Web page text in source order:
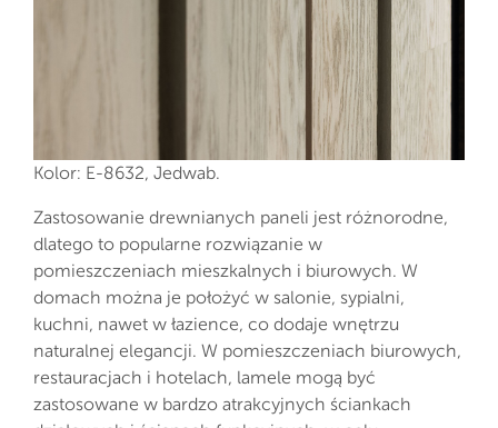
Kolor: E-8632, Jedwab.
Zastosowanie drewnianych paneli jest różnorodne,
dlatego to popularne rozwiązanie w
pomieszczeniach mieszkalnych i biurowych. W
domach można je położyć w salonie, sypialni,
kuchni, nawet w łazience, co dodaje wnętrzu
naturalnej elegancji. W pomieszczeniach biurowych,
restauracjach i hotelach, lamele mogą być
zastosowane w bardzo atrakcyjnych ściankach